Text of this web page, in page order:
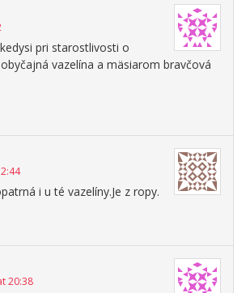
pri starostlivosti o
vazelína a mäsiarom bravčová
i u té vazelíny.Je z ropy.
20:38